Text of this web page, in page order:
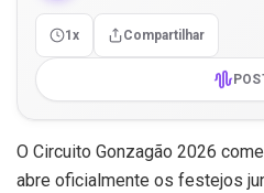
1x Compartilhar
O Circuito Gonzagão 2026
abre oficialmente os festejos